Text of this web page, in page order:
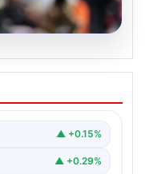
durmuyor!
▲ +0.15%
▲ +0.29%